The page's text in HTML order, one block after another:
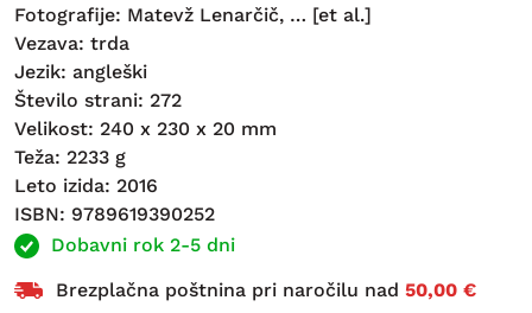
Fotografije: Matevž Lenarčič, … [et al.]
Vezava: trda
Jezik: angleški
Število strani: 272
Velikost: 240 x 230 x 20 mm
Teža: 2233 g
Leto izida: 2016
ISBN: 9789619390252
Dobavni rok 2-5 dni
Brezplačna poštnina pri naročilu nad 50,00 €